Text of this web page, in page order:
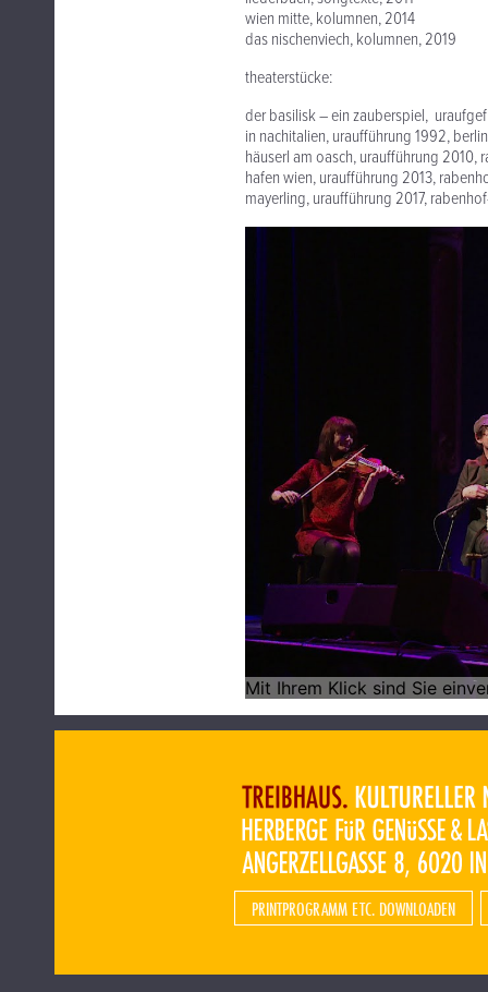
wien mitte, kolumnen, 2014
das nischenviech, kolumnen, 2019
theaterstücke:
der basilisk – ein zauberspiel,
in nachitalien, uraufführung 1992,
häuserl am oasch, uraufführung 2010,
hafen wien, uraufführung 2013,
mayerling, uraufführung 2017,
PRINTPROGRAMM ETC. DOWNLOADEN